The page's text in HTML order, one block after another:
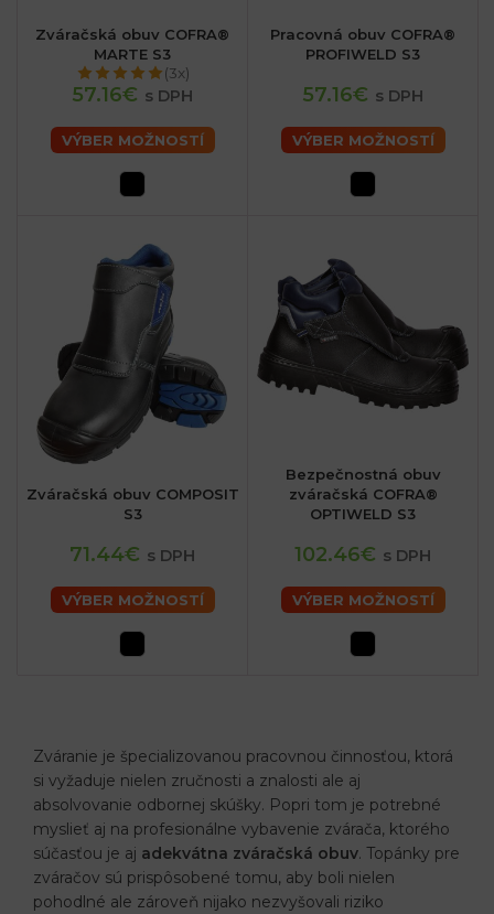
Zváračská obuv COFRA®
MARTE S3
(3x)
57.16€ s DPH
VÝBER MOŽNOSTÍ
Pracovná obuv COFRA®
PROFIWELD S3
57.16€ s DPH
VÝBER MOŽNOSTÍ
Zváračská obuv COMPOSIT
S3
71.44€ s DPH
VÝBER MOŽNOSTÍ
Bezpečnostná obuv
zváračská COFRA®
OPTIWELD S3
102.46€ s DPH
VÝBER MOŽNOSTÍ
Zváranie je špecializovanou pracovnou činnosťou, ktorá
si vyžaduje nielen zručnosti a znalosti ale aj
absolvovanie odbornej skúšky. Popri tom je potrebné
myslieť aj na profesionálne vybavenie zvárača, ktorého
súčasťou je aj adekvátna zváračská obuv. Topánky pre
zváračov sú prispôsobené tomu, aby boli nielen
pohodlné ale zároveň nijako nezvyšovali riziko